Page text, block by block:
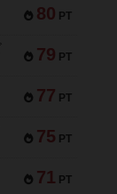
80 PT
79 PT
77 PT
75 PT
71 PT